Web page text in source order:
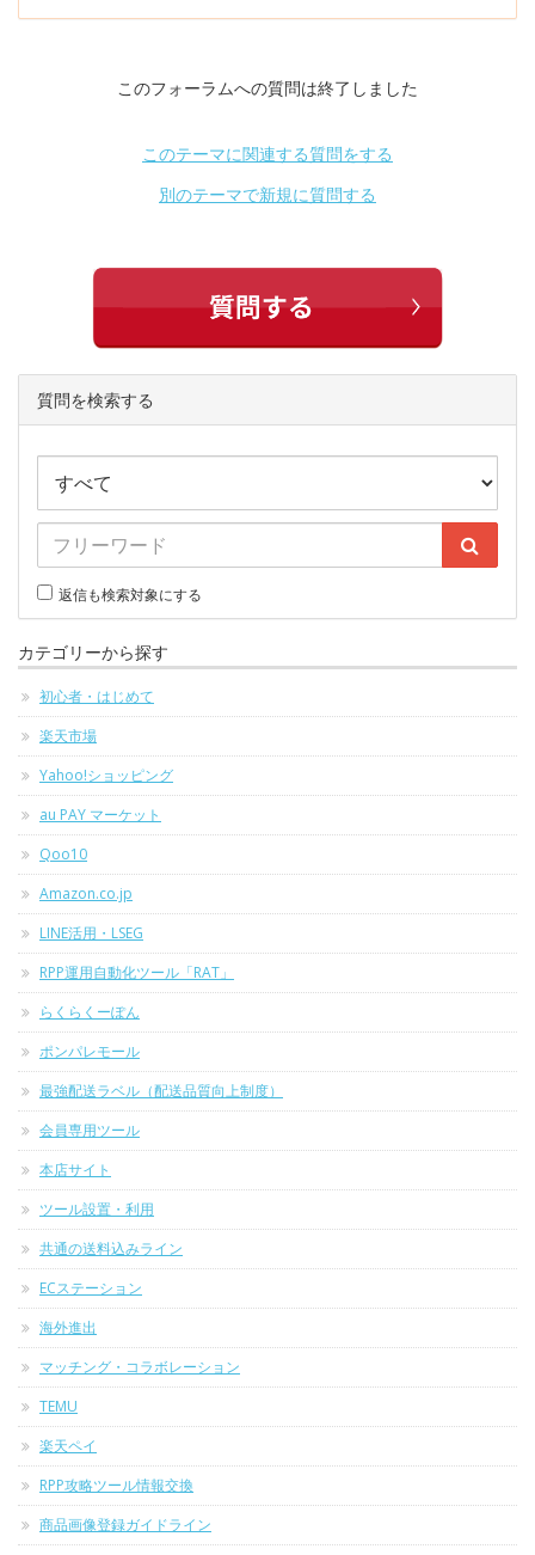
このフォーラムへの質問は終了しました
このテーマに関連する質問をする
別のテーマで新規に質問する
質問を検索する
返信も検索対象にする
カテゴリーから探す
初心者・はじめて
楽天市場
Yahoo!ショッピング
au PAY マーケット
Qoo10
Amazon.co.jp
LINE活用・LSEG
RPP運用自動化ツール「RAT」
らくらくーぽん
ポンパレモール
最強配送ラベル（配送品質向上制度）
会員専用ツール
本店サイト
ツール設置・利用
共通の送料込みライン
ECステーション
海外進出
マッチング・コラボレーション
TEMU
楽天ペイ
RPP攻略ツール情報交換
商品画像登録ガイドライン